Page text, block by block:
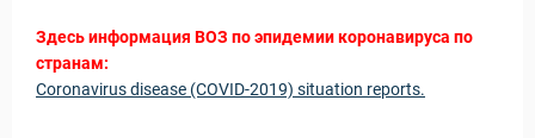
Здесь информация ВОЗ по эпидемии коронавируса по
странам:
Coronavirus disease (COVID-2019) situation reports.